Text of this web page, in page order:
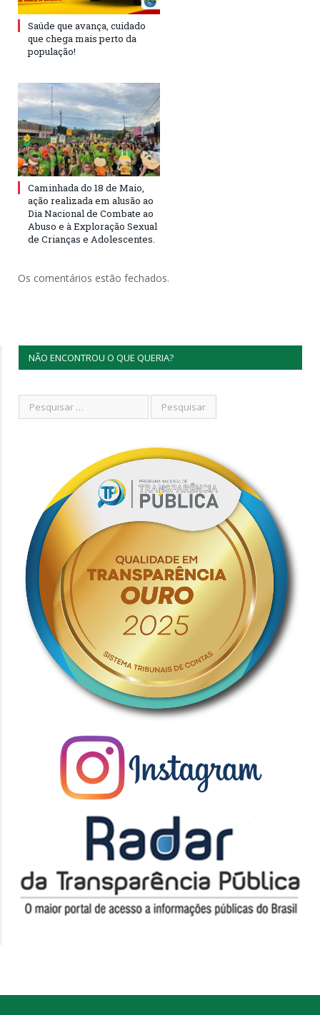
Saúde que avança, cuidado
que chega mais perto da
população!
Caminhada do 18 de Maio,
ação realizada em alusão ao
Dia Nacional de Combate ao
Abuso e à Exploração Sexual
de Crianças e Adolescentes.
Os comentários estão fechados.
NÃO ENCONTROU O QUE QUERIA?